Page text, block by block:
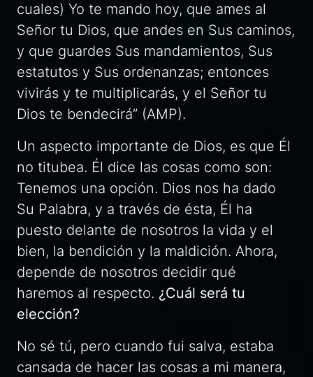
cuales) Yo te mando hoy, que ames al
Señor tu Dios, que andes en Sus caminos,
y que guardes Sus mandamientos, Sus
estatutos y Sus ordenanzas; entonces
vivirás y te multiplicarás, y el Señor tu
Dios te bendecirá” (AMP).
Un aspecto importante de Dios, es que Él
no titubea. Él dice las cosas como son:
Tenemos una opción. Dios nos ha dado
Su Palabra, y a través de ésta, Él ha
puesto delante de nosotros la vida y el
bien, la bendición y la maldición. Ahora,
depende de nosotros decidir qué
haremos al respecto. ¿Cuál será tu
elección?
No sé tú, pero cuando fui salva, estaba
cansada de hacer las cosas a mi manera,